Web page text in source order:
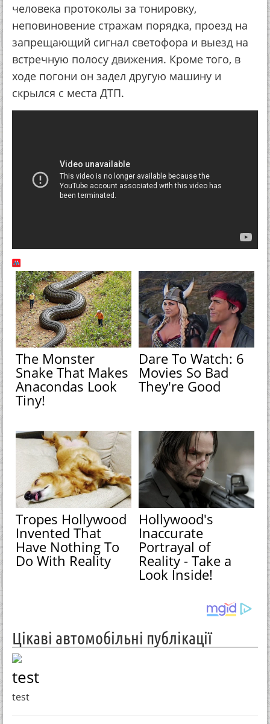
человека протоколы за тонировку,
неповиновение стражам порядка, проезд на
запрещающий сигнал светофора и выезд на
встречную полосу движения. Кроме того, в
ходе погони он задел другую машину и
скрылся с места ДТП.
The Monster
Snake That Makes
Anacondas Look
Tiny!
Dare To Watch: 6
Movies So Bad
They're Good
Tropes Hollywood
Invented That
Have Nothing To
Do With Reality
Hollywood's
Inaccurate
Portrayal of
Reality - Take a
Look Inside!
Цікаві автомобільні публікації
test
test